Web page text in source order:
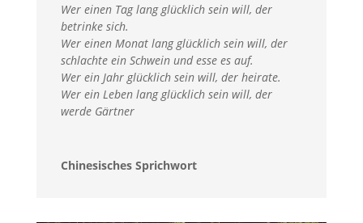
Wer einen Tag lang glücklich sein will, der
betrinke sich.
Wer einen Monat lang glücklich sein will, der
schlachte ein Schwein und esse es auf.
Wer ein Jahr glücklich sein will, der heirate.
Wer ein Leben lang glücklich sein will, der
werde Gärtner
Chinesisches Sprichwort